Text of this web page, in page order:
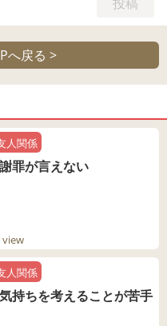
へ戻る >
人関係
罪が言えない
view
人関係
持ちを考えることが苦手